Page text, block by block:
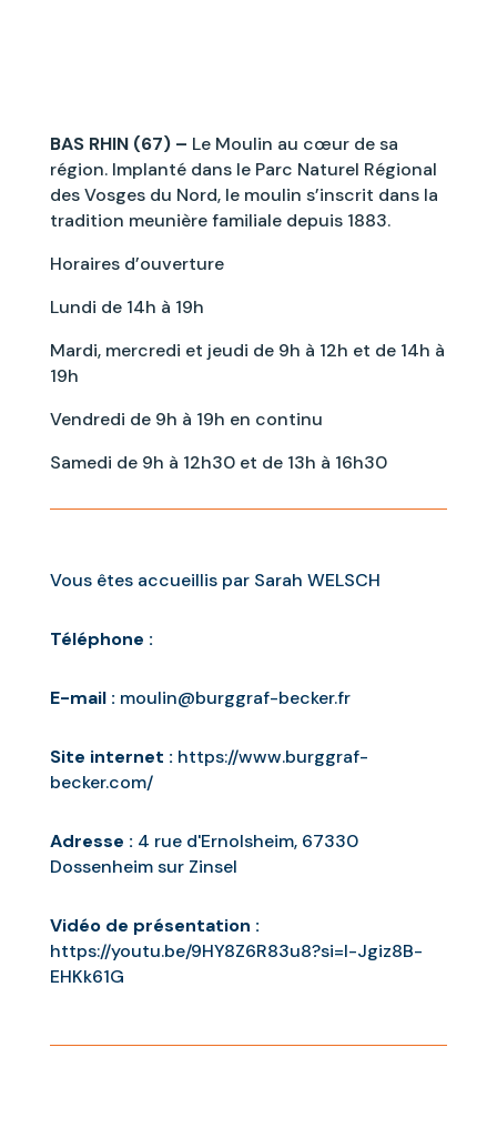
BAS RHIN (67) – Le Moulin au cœur de sa
région. Implanté dans le Parc Naturel Régional
des Vosges du Nord, le moulin s’inscrit dans la
tradition meunière familiale depuis 1883.
Horaires d’ouverture
Lundi de 14h à 19h
Mardi, mercredi et jeudi de 9h à 12h et de 14h à
19h
Vendredi de 9h à 19h en continu
Samedi de 9h à 12h30 et de 13h à 16h30
Vous êtes accueillis par Sarah WELSCH
Téléphone :
E-mail : moulin@burggraf-becker.fr
Site internet : https://www.burggraf-
becker.com/
Adresse : 4 rue d'Ernolsheim, 67330
Dossenheim sur Zinsel
Vidéo de présentation :
https://youtu.be/9HY8Z6R83u8?si=I-Jgiz8B-
EHKk61G